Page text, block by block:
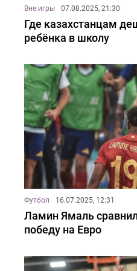
Вне игры 07.08.2025, 21:30
Где казахстанцам
ребёнка в школу
Футбол 16.07.2025, 12:31
Ламин Ямаль
победу на Евро